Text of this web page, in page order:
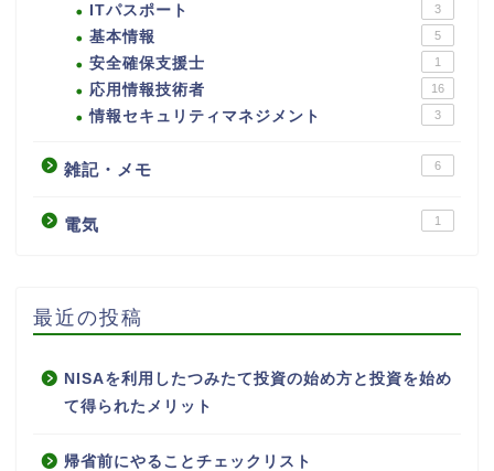
ITパスポート 3
基本情報 5
安全確保支援士 1
応用情報技術者 16
情報セキュリティマネジメント 3
雑記・メモ 6
電気 1
最近の投稿
NISAを利用したつみたて投資の始め方と投資を始め
て得られたメリット
帰省前にやることチェックリスト